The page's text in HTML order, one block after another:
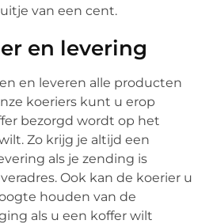
van een cent.
en levering
en leveren alle producten
koeriers kunt u erop
bezorgd wordt op het
Zo krijg je altijd een
als je zending is
Ook kan de koerier u
houden van de
als u een koffer wilt